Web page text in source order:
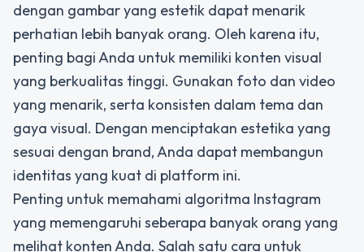
dengan gambar yang estetik dapat menarik
perhatian lebih banyak orang. Oleh karena itu,
penting bagi Anda untuk memiliki konten visual
yang berkualitas tinggi. Gunakan foto dan video
yang menarik, serta konsisten dalam tema dan
gaya visual. Dengan menciptakan estetika yang
sesuai dengan brand, Anda dapat membangun
identitas yang kuat di platform ini.
Penting untuk memahami algoritma Instagram
yang memengaruhi seberapa banyak orang yang
melihat konten Anda. Salah satu cara untuk